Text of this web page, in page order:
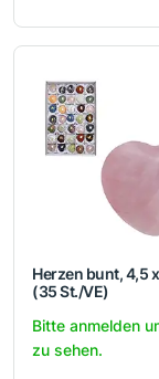
Herzen bunt, 4,5
(35 St./VE)
Bitte anmelden
zu sehen.